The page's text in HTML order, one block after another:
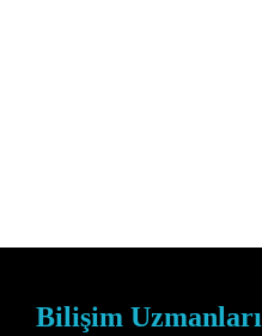
Bilişim Uzmanları